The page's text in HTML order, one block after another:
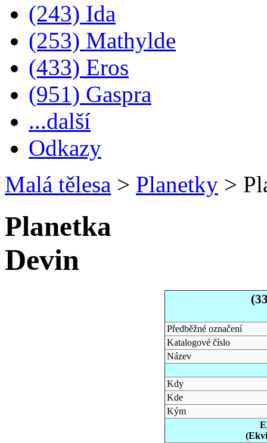
(243) Ida
(253) Mathylde
(433) Eros
(951) Gaspra
...další
Odkazy
Malá tělesa > Planetky >
Planetka
Devin
Předběžné označení
Katalogové číslo
Název
Kdy
Kde
Kým